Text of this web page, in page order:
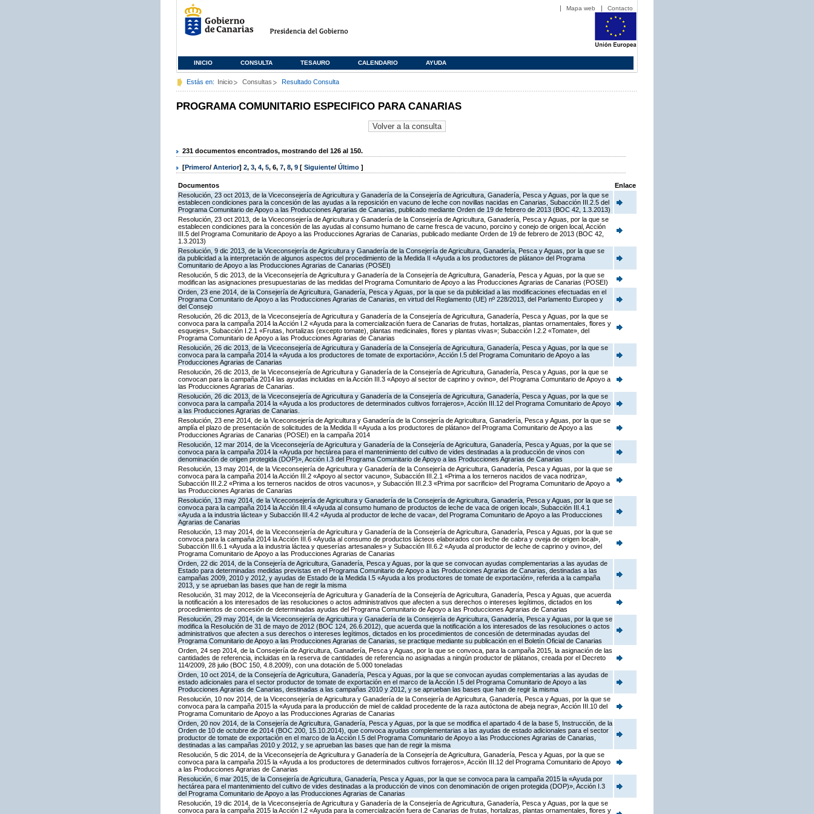
Mapa web Contacto
INICIO CONSULTA TESAURO CALENDARIO AYUDA
Estás en: Inicio Consultas Resultado Consulta
PROGRAMA COMUNITARIO ESPECIFICO PARA CANARIAS
231 documentos encontrados, mostrando del 126 al 150.
[Primero/ Anterior] 2, 3, 4, 5, 6, 7, 8, 9 [ Siguiente/ Último ]
Documentos
Enlace
Resolución, 23 oct 2013, de la Viceconsejería de Agricultura y Ganadería de la Consejería de Agricultura, Ganadería, Pesca y Aguas, por la que se
establecen condiciones para la concesión de las ayudas a la reposición en vacuno de leche con novillas nacidas en Canarias, Subacción III.2.5 del
Programa Comunitario de Apoyo a las Producciones Agrarias de Canarias, publicado mediante Orden de 19 de febrero de 2013 (BOC 42, 1.3.2013)
Resolución, 23 oct 2013, de la Viceconsejería de Agricultura y Ganadería de la Consejería de Agricultura, Ganadería, Pesca y Aguas, por la que se
establecen condiciones para la concesión de las ayudas al consumo humano de carne fresca de vacuno, porcino y conejo de origen local, Acción
III.5 del Programa Comunitario de Apoyo a las Producciones Agrarias de Canarias, publicado mediante Orden de 19 de febrero de 2013 (BOC 42,
1.3.2013)
Resolución, 9 dic 2013, de la Viceconsejería de Agricultura y Ganadería de la Consejería de Agricultura, Ganadería, Pesca y Aguas, por la que se
da publicidad a la interpretación de algunos aspectos del procedimiento de la Medida II «Ayuda a los productores de plátano» del Programa
Comunitario de Apoyo a las Producciones Agrarias de Canarias (POSEI)
Resolución, 5 dic 2013, de la Viceconsejería de Agricultura y Ganadería de la Consejería de Agricultura, Ganadería, Pesca y Aguas, por la que se
modifican las asignaciones presupuestarias de las medidas del Programa Comunitario de Apoyo a las Producciones Agrarias de Canarias (POSEI)
Orden, 23 ene 2014, de la Consejería de Agricultura, Ganadería, Pesca y Aguas, por la que se da publicidad a las modificaciones efectuadas en el
Programa Comunitario de Apoyo a las Producciones Agrarias de Canarias, en virtud del Reglamento (UE) nº 228/2013, del Parlamento Europeo y
del Consejo
Resolución, 26 dic 2013, de la Viceconsejería de Agricultura y Ganadería de la Consejería de Agricultura, Ganadería, Pesca y Aguas, por la que se
convoca para la campaña 2014 la Acción I.2 «Ayuda para la comercialización fuera de Canarias de frutas, hortalizas, plantas ornamentales, flores y
esquejes», Subacción I.2.1 «Frutas, hortalizas (excepto tomate), plantas medicinales, flores y plantas vivas»; Subacción I.2.2 «Tomate», del
Programa Comunitario de Apoyo a las Producciones Agrarias de Canarias
Resolución, 26 dic 2013, de la Viceconsejería de Agricultura y Ganadería de la Consejería de Agricultura, Ganadería, Pesca y Aguas, por la que se
convoca para la campaña 2014 la «Ayuda a los productores de tomate de exportación», Acción I.5 del Programa Comunitario de Apoyo a las
Producciones Agrarias de Canarias
Resolución, 26 dic 2013, de la Viceconsejería de Agricultura y Ganadería de la Consejería de Agricultura, Ganadería, Pesca y Aguas, por la que se
convocan para la campaña 2014 las ayudas incluidas en la Acción III.3 «Apoyo al sector de caprino y ovino», del Programa Comunitario de Apoyo a
las Producciones Agrarias de Canarias.
Resolución, 26 dic 2013, de la Viceconsejería de Agricultura y Ganadería de la Consejería de Agricultura, Ganadería, Pesca y Aguas, por la que se
convoca para la campaña 2014 la «Ayuda a los productores de determinados cultivos forrajeros», Acción III.12 del Programa Comunitario de Apoyo
a las Producciones Agrarias de Canarias.
Resolución, 23 ene 2014, de la Viceconsejería de Agricultura y Ganadería de la Consejería de Agricultura, Ganadería, Pesca y Aguas, por la que se
amplía el plazo de presentación de solicitudes de la Medida II «Ayuda a los productores de plátano» del Programa Comunitario de Apoyo a las
Producciones Agrarias de Canarias (POSEI) en la campaña 2014
Resolución, 12 mar 2014, de la Viceconsejería de Agricultura y Ganadería de la Consejería de Agricultura, Ganadería, Pesca y Aguas, por la que se
convoca para la campaña 2014 la «Ayuda por hectárea para el mantenimiento del cultivo de vides destinadas a la producción de vinos con
denominación de origen protegida (DOP)», Acción I.3 del Programa Comunitario de Apoyo a las Producciones Agrarias de Canarias
Resolución, 13 may 2014, de la Viceconsejería de Agricultura y Ganadería de la Consejería de Agricultura, Ganadería, Pesca y Aguas, por la que se
convoca para la campaña 2014 la Acción III.2 «Apoyo al sector vacuno», Subacción III.2.1 «Prima a los terneros nacidos de vaca nodriza»,
Subacción III.2.2 «Prima a los terneros nacidos de otros vacunos», y Subacción III.2.3 «Prima por sacrificio» del Programa Comunitario de Apoyo a
las Producciones Agrarias de Canarias
Resolución, 13 may 2014, de la Viceconsejería de Agricultura y Ganadería de la Consejería de Agricultura, Ganadería, Pesca y Aguas, por la que se
convoca para la campaña 2014 la Acción III.4 «Ayuda al consumo humano de productos de leche de vaca de origen local», Subacción III.4.1
«Ayuda a la industria láctea» y Subacción III.4.2 «Ayuda al productor de leche de vaca», del Programa Comunitario de Apoyo a las Producciones
Agrarias de Canarias
Resolución, 13 may 2014, de la Viceconsejería de Agricultura y Ganadería de la Consejería de Agricultura, Ganadería, Pesca y Aguas, por la que se
convoca para la campaña 2014 la Acción III.6 «Ayuda al consumo de productos lácteos elaborados con leche de cabra y oveja de origen local»,
Subacción III.6.1 «Ayuda a la industria láctea y queserías artesanales» y Subacción III.6.2 «Ayuda al productor de leche de caprino y ovino», del
Programa Comunitario de Apoyo a las Producciones Agrarias de Canarias
Orden, 22 dic 2014, de la Consejería de Agricultura, Ganadería, Pesca y Aguas, por la que se convocan ayudas complementarias a las ayudas de
Estado para determinadas medidas previstas en el Programa Comunitario de Apoyo a las Producciones Agrarias de Canarias, destinadas a las
campañas 2009, 2010 y 2012, y ayudas de Estado de la Medida I.5 «Ayuda a los productores de tomate de exportación», referida a la campaña
2013, y se aprueban las bases que han de regir la misma
Resolución, 31 may 2012, de la Viceconsejería de Agricultura y Ganadería de la Consejería de Agricultura, Ganadería, Pesca y Aguas, que acuerda
la notificación a los interesados de las resoluciones o actos administrativos que afecten a sus derechos o intereses legítimos, dictados en los
procedimientos de concesión de determinadas ayudas del Programa Comunitario de Apoyo a las Producciones Agrarias de Canarias
Resolución, 29 may 2014, de la Viceconsejería de Agricultura y Ganadería de la Consejería de Agricultura, Ganadería, Pesca y Aguas, por la que se
modifica la Resolución de 31 de mayo de 2012 (BOC 124, 26.6.2012), que acuerda que la notificación a los interesados de las resoluciones o actos
administrativos que afecten a sus derechos o intereses legítimos, dictados en los procedimientos de concesión de determinadas ayudas del
Programa Comunitario de Apoyo a las Producciones Agrarias de Canarias, se practique mediante su publicación en el Boletín Oficial de Canarias
Orden, 24 sep 2014, de la Consejería de Agricultura, Ganadería, Pesca y Aguas, por la que se convoca, para la campaña 2015, la asignación de las
cantidades de referencia, incluidas en la reserva de cantidades de referencia no asignadas a ningún productor de plátanos, creada por el Decreto
114/2009, 28 julio (BOC 150, 4.8.2009), con una dotación de 5.000 toneladas
Orden, 10 oct 2014, de la Consejería de Agricultura, Ganadería, Pesca y Aguas, por la que se convocan ayudas complementarias a las ayudas de
estado adicionales para el sector productor de tomate de exportación en el marco de la Acción I.5 del Programa Comunitario de Apoyo a las
Producciones Agrarias de Canarias, destinadas a las campañas 2010 y 2012, y se aprueban las bases que han de regir la misma
Resolución, 10 nov 2014, de la Viceconsejería de Agricultura y Ganadería de la Consejería de Agricultura, Ganadería, Pesca y Aguas, por la que se
convoca para la campaña 2015 la «Ayuda para la producción de miel de calidad procedente de la raza autóctona de abeja negra», Acción III.10 del
Programa Comunitario de Apoyo a las Producciones Agrarias de Canarias
Orden, 20 nov 2014, de la Consejería de Agricultura, Ganadería, Pesca y Aguas, por la que se modifica el apartado 4 de la base 5, Instrucción, de la
Orden de 10 de octubre de 2014 (BOC 200, 15.10.2014), que convoca ayudas complementarias a las ayudas de estado adicionales para el sector
productor de tomate de exportación en el marco de la Acción I.5 del Programa Comunitario de Apoyo a las Producciones Agrarias de Canarias,
destinadas a las campañas 2010 y 2012, y se aprueban las bases que han de regir la misma
Resolución, 5 dic 2014, de la Viceconsejería de Agricultura y Ganadería de la Consejería de Agricultura, Ganadería, Pesca y Aguas, por la que se
convoca para la campaña 2015 la «Ayuda a los productores de determinados cultivos forrajeros», Acción III.12 del Programa Comunitario de Apoyo
a las Producciones Agrarias de Canarias
Resolución, 6 mar 2015, de la Consejería de Agricultura, Ganadería, Pesca y Aguas, por la que se convoca para la campaña 2015 la «Ayuda por
hectárea para el mantenimiento del cultivo de vides destinadas a la producción de vinos con denominación de origen protegida (DOP)», Acción I.3
del Programa Comunitario de Apoyo a las Producciones Agrarias de Canarias
Resolución, 19 dic 2014, de la Viceconsejería de Agricultura y Ganadería de la Consejería de Agricultura, Ganadería, Pesca y Aguas, por la que se
convoca para la campaña 2015 la Acción I.2 «Ayuda para la comercialización fuera de Canarias de frutas, hortalizas, plantas ornamentales, flores y